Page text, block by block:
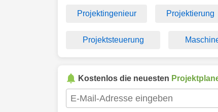
Projektingenieur Projektierung
Projektsteuerung
Kostenlos die neuesten